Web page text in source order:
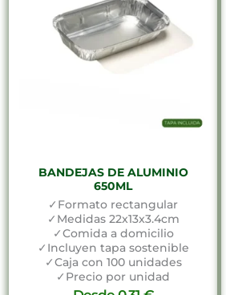
BANDEJAS DE ALUMINIO
650ML
✓Formato rectangular
✓Medidas 22x13x3.4cm
✓Comida a domicilio
✓Incluyen tapa sostenible
✓Caja con 100 unidades
✓Precio por unidad